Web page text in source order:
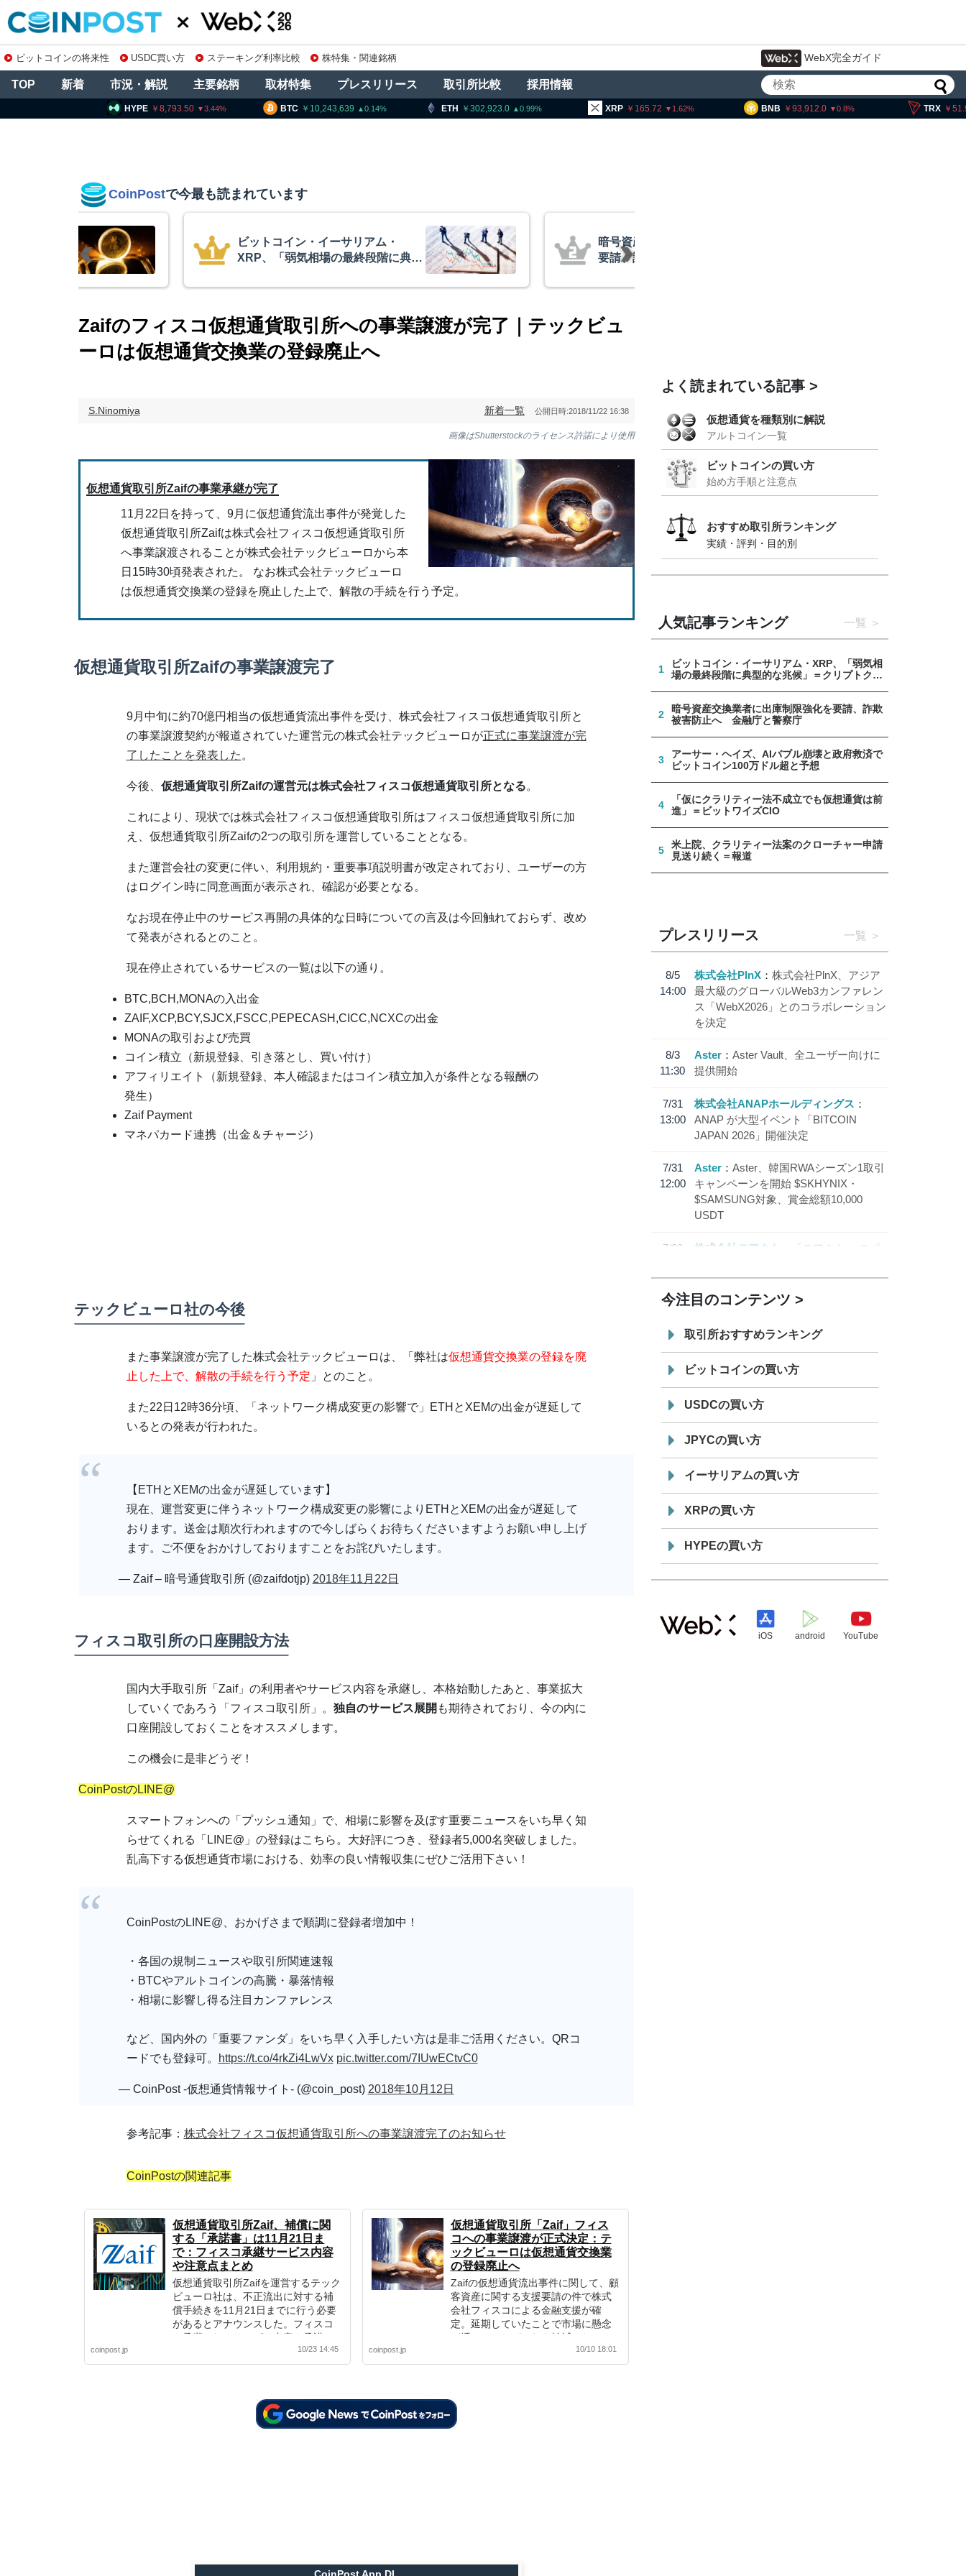
ビットコインの将来性 USDC買い方 ステーキング利率比較 株特集・関連銘柄 WebX完全ガイド
TOP 新着 市況・解説 主要銘柄 取材特集 プレスリリース 取引所比較 採用情報
BTC 10,243,639 ETH 302,923.0 XRP 165.72 BNB 93,912.0 TRX 51.98
CoinPostで今最も読まれています
暗号資産交換業者に出庫制限強化を
要請、詐欺被害防止へ 金融庁と警
アーサー・ヘイズ、AIバブル崩壊と
政府救済でビットコイン100万ドル
Zaifのフィスコ仮想通貨取引所への事業譲渡が完了｜テックビュ
ーロは仮想通貨交換業の登録廃止へ
S.Ninomiya 新着一覧 公開日時:2018/11/22 16:38
画像はShutterstockのライセンス許諾により使用
仮想通貨取引所Zaifの事業承継が完了
11月22日を持って、9月に仮想通貨流出事件が発覚した
仮想通貨取引所Zaifは株式会社フィスコ仮想通貨取引所
へ事業譲渡されることが株式会社テックビューロから本
日15時30頃発表された。 なお株式会社テックビューロ
は仮想通貨交換業の登録を廃止した上で、解散の手続を行う予定。
仮想通貨取引所Zaifの事業譲渡完了
9月中旬に約70億円相当の仮想通貨流出事件を受け、株式会社フィスコ仮想通貨取引所と
の事業譲渡契約が報道されていた運営元の株式会社テックビューロが正式に事業譲渡が完
了したことを発表した 。
今後、 仮想通貨取引所Zaifの運営元は株式会社フィスコ仮想通貨取引所となる。
これにより、現状では株式会社フィスコ仮想通貨取引所はフィスコ仮想通貨取引所に加
え、仮想通貨取引所Zaifの2つの取引所を運営していることとなる。
また運営会社の変更に伴い、利用規約・重要事項説明書が改定されており、ユーザーの方
はログイン時に同意画面が表示され、確認が必要となる。
なお現在停止中のサービス再開の具体的な日時についての言及は今回触れておらず、改め
て発表がされるとのこと。
現在停止されているサービスの一覧は以下の通り。
BTC,BCH,MONAの入出金
ZAIF,XCP,BCY,SJCX,FSCC,PEPECASH,CICC,NCXCの出金
MONAの取引および売買
コイン積立（新規登録、引き落とし、買い付け）
アフィリエイト（新規登録、本人確認またはコイン積立加入が条件となる報酬の
発生）
Zaif Payment
マネパカード連携（出金＆チャージ）
テックビューロ社の今後
また事業譲渡が完了した株式会社テックビューロは、「弊社は仮想通貨交換業の登録を廃
止した上で、解散の手続を行う予定 」とのこと。
また22日12時36分頃、「ネットワーク構成変更の影響で」ETHとXEMの出金が遅延して
いるとの発表が行われた。
【ETHとXEMの出金が遅延しています】
現在、運営変更に伴うネットワーク構成変更の影響によりETHとXEMの出金が遅延して
おります。送金は順次行われますので今しばらくお待ちくださいますようお願い申し上げ
ます。ご不便をおかけしておりますことをお詫びいたします。
— Zaif – 暗号通貨取引所 (@zaifdotjp) 2018年11月22日
フィスコ取引所の口座開設方法
国内大手取引所「Zaif」の利用者やサービス内容を承継し、本格始動したあと、事業拡大
していくであろう「フィスコ取引所」。 独自のサービス展開 も期待されており、今の内に
口座開設しておくことをオススメします。
この機会に是非どうぞ！
CoinPostのLINE@
スマートフォンへの「プッシュ通知」で、相場に影響を及ぼす重要ニュースをいち早く知
らせてくれる「LINE@」の登録はこちら。大好評につき、登録者5,000名突破しました。
乱高下する仮想通貨市場における、効率の良い情報収集にぜひご活用下さい！
CoinPostのLINE@、おかげさまで順調に登録者増加中！
・各国の規制ニュースや取引所関連速報
・BTCやアルトコインの高騰・暴落情報
・相場に影響し得る注目カンファレンス
など、国内外の「重要ファンダ」をいち早く入手したい方は是非ご活用ください。QRコ
ードでも登録可。
https://t.co/4rkZi4LwVx pic.twitter.com/7IUwECtvC0
— CoinPost -仮想通貨情報サイト- (@coin_post) 2018年10月12日
参考記事： 株式会社フィスコ仮想通貨取引所への事業譲渡完了のお知らせ
CoinPostの関連記事
仮想通貨取引所Zaif、補償に関
する「承諾書」は11月21日ま
で：フィスコ承継サービス内容
や注意点まとめ
仮想通貨取引所Zaifを運営するテック
ビューロ社は、不正流出に対する補
償手続きを11月21日までに行う必要
があるとアナウンスした。フィスコ
に承継されるサービス内容や承諾・
非承諾時の注意点をまとめた。
coinpost.jp 10/23 14:45
仮想通貨取引所「Zaif」フィス
コへの事業譲渡が正式決定：テ
ックビューロは仮想通貨交換業
の登録廃止へ
Zaifの仮想通貨流出事件に関して、顧
客資産に関する支援要請の件で株式
会社フィスコによる金融支援が確
定。延期していたことで市場に懸念
が燻っていたがこれを払拭した。
coinpost.jp 10/10 18:01
CoinPost App DL
よく読まれている記事
仮想通貨を種類別に解説
アルトコイン一覧
ビットコインの買い方
始め方手順と注意点
おすすめ取引所ランキング
実績・評判・目的別
人気記事ランキング 一覧
1
ビットコイン・イーサリアム・XRP、「弱気相
場の最終段階に典型的な兆候」＝クリプトクア
2
暗号資産交換業者に出庫制限強化を要請、詐欺
被害防止へ 金融庁と警察庁
3
アーサー・ヘイズ、AIバブル崩壊と政府救済で
ビットコイン100万ドル超と予想
4
「仮にクラリティー法不成立でも仮想通貨は前
進」＝ビットワイズCIO
5
米上院、クラリティー法案のクローチャー申請
見送り続く＝報道
プレスリリース 一覧
8/5
14:00
株式会社PlnX
株式会社PlnX、アジア
最大級のグローバルWeb3カンファレン
ス「WebX2026」とのコラボレーション
を決定
8/3
11:30
Aster
Aster Vault、全ユーザー向けに
提供開始
7/31
13:00
株式会社ANAPホールディングス
ANAP が大型イベント「BITCOIN
JAPAN 2026」開催決定
7/31
12:00
Aster
Aster、韓国RWAシーズン1取引
キャンペーンを開始 $SKHYNIX・
$SAMSUNG対象、賞金総額10,000
USDT
7/30
株式会社モアクト
「モアクト」 のポ
「 JPYC」を追加
19:30
てステーブルコイン「JPYSC」徹底解
説セミナーを開催
今注目のコンテンツ
取引所おすすめランキング
ビットコインの買い方
USDCの買い方
JPYCの買い方
イーサリアムの買い方
XRPの買い方
HYPEの買い方
iOS android YouTube